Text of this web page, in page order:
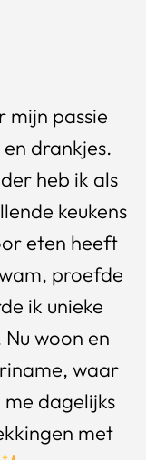
mijn passie
drankjes.
heb ik als
keukens
eten heeft
proefde
ik unieke
woon en
waar
dagelijks
met